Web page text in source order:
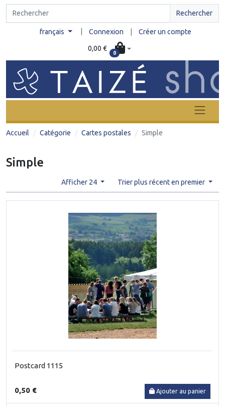
Rechercher
français Connexion Créer un compte
0,00 €
0
Accueil Catégorie Cartes postales Simple
Simple
Afficher 24 Trier plus récent en premier
Postcard 1115
0,50 € Ajouter au panier